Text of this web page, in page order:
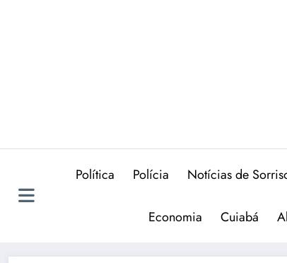
Política Polícia Notícias de
Economia Cuiabá